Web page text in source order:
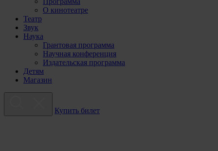
О кинотеатре
Театр
Звук
Наука
Грантовая программа
Научная конференция
Издательская программа
Детям
Магазин
Купить билет